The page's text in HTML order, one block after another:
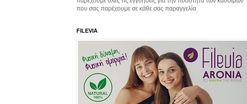
που σας παρέχουμε σε κάθε σας παραγγελία.
FILEVIA